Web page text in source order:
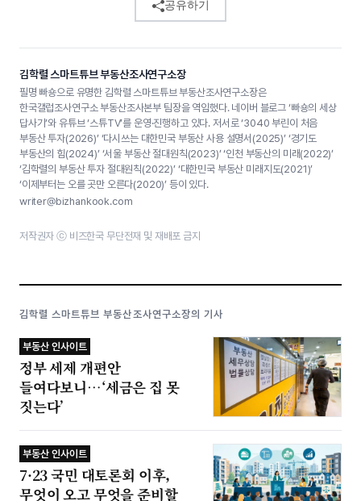
공유하기
김학렬 스마트튜브 부동산조사연구소장
필명 빠숑으로 유명한 김학렬 스마트튜브 부동산조사연구소장은
한국갤럽조사연구소 부동산조사본부 팀장을 역임했다. 네이버 블로그 ‘빠숑의 세상
답사기’와 유튜브 ‘스튜TV’를 운영·진행하고 있다. 저서로 ‘3040 부린이 처음
부동산 투자(2026)’ ‘다시쓰는 대한민국 부동산 사용 설명서(2025)’ ‘경기도
부동산의 힘(2024)’ ‘서울 부동산 절대원칙(2023)’ ‘인천 부동산의 미래(2022)’
‘김학렬의 부동산 투자 절대원칙(2022)’ ‘대한민국 부동산 미래지도(2021)’
‘이제부터는 오를 곳만 오른다(2020)’ 등이 있다.
writer@bizhankook.com
저작권자 ⓒ 비즈한국 무단전재 및 재배포 금지
김학렬 스마트튜브 부동산조사연구소장의 기사
부동산 인사이트
정부 세제 개편안
들여다보니…‘세금은 집 못
짓는다’
부동산 인사이트
7·23 국민 대토론회 이후,
무엇이 오고 무엇을 준비할